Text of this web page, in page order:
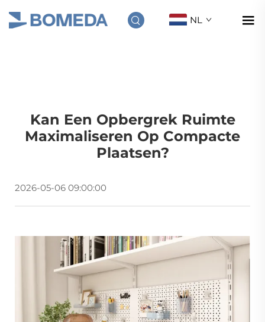
NL
Kan Een Opbergrek Ruimte
Maximaliseren Op Compacte
Plaatsen?
2026-05-06 09:00:00